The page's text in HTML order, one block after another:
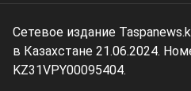
Сетевое издание
в Казахстане 21.06.2024.
KZ31VPY00095404.